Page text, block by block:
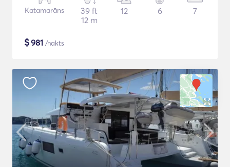
Katamarāns
39 ft
12 m
12 6 7
$981 /nakts